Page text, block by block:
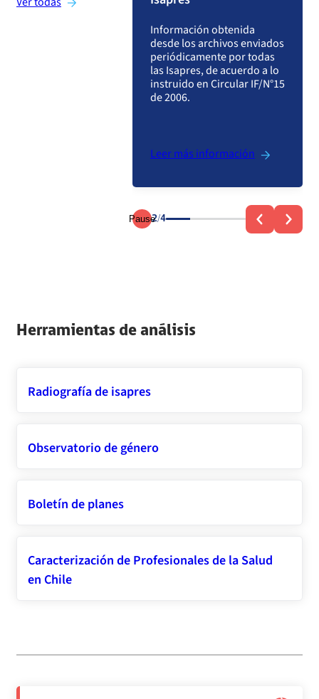
¿Dónde solicitar la Mediación?
Ver más preguntas sobre Prestadores
Información obtenida
desde los archivos enviados
periódicamente por todas
las Isapres, de acuerdo a lo
instruido en Circular IF/N°15
de 2006.
Leer más información
Pause2/4
Herramientas de análisis
Radiografía de isapres
Observatorio de género
Boletín de planes
Caracterización de Profesionales de la Salud
en Chile